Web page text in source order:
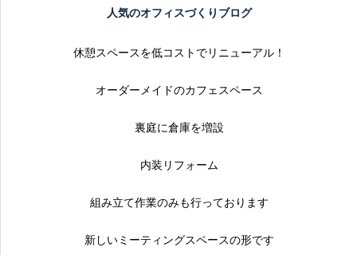
人気のオフィスづくりブログ
休憩スペースを低コストでリニューアル！
オーダーメイドのカフェスペース
裏庭に倉庫を増設
内装リフォーム
組み立て作業のみも行っております
新しいミーティングスペースの形です